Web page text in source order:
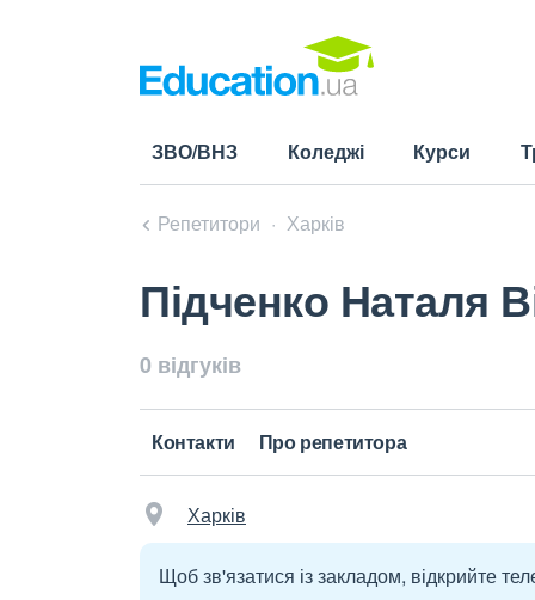
ЗВО/ВНЗ Коледжі Курси
Репетитори Харків
Підченко Наталя
0 відгуків
Контакти Про репетитора
Харків
Щоб зв'язатися із закладом, відкрийте